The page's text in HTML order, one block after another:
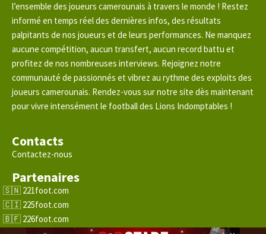
l’ensemble des joueurs camerounais à travers le monde ! Restez
informé en temps réel des dernières infos, des résultats
palpitants de nos joueurs et de leurs performances. Ne manquez
aucune compétition, aucun transfert, aucun record battu et
profitez de nos nombreuses interviews. Rejoignez notre
communauté de passionnés et vibrez au rythme des exploits des
joueurs camerounais. Rendez-vous sur notre site dès maintenant
pour vivre intensément le football des Lions Indomptables !
Contacts
Contactez-nous
Partenaires
221foot.com
225foot.com
226foot.com